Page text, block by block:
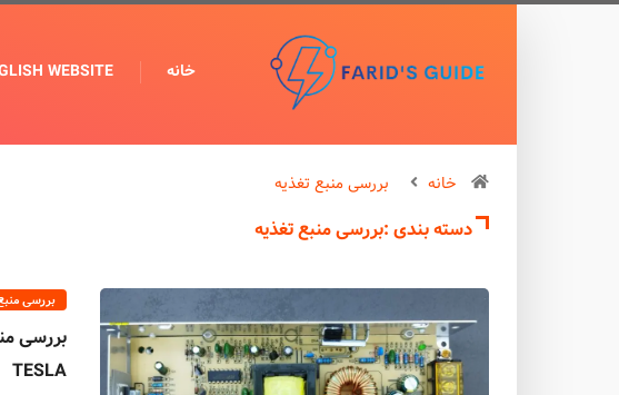
خانه WEBSITE
خانه بررسی منبع تغذیه
دسته بندی :بررسی منبع تغذیه
بررسی
TESLA